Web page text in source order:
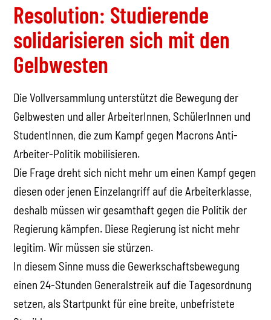
Resolution: Studierende
solidarisieren sich mit den
Gelbwesten
Die Vollversammlung unterstützt die Bewegung der
Gelbwesten und aller ArbeiterInnen, SchülerInnen und
StudentInnen, die zum Kampf gegen Macrons Anti-
Arbeiter-Politik mobilisieren.
Die Frage dreht sich nicht mehr um einen Kampf gegen
diesen oder jenen Einzelangriff auf die Arbeiterklasse,
deshalb müssen wir gesamthaft gegen die Politik der
Regierung kämpfen. Diese Regierung ist nicht mehr
legitim. Wir müssen sie stürzen.
In diesem Sinne muss die Gewerkschaftsbewegung
einen 24-Stunden Generalstreik auf die Tagesordnung
setzen, als Startpunkt für eine breite, unbefristete